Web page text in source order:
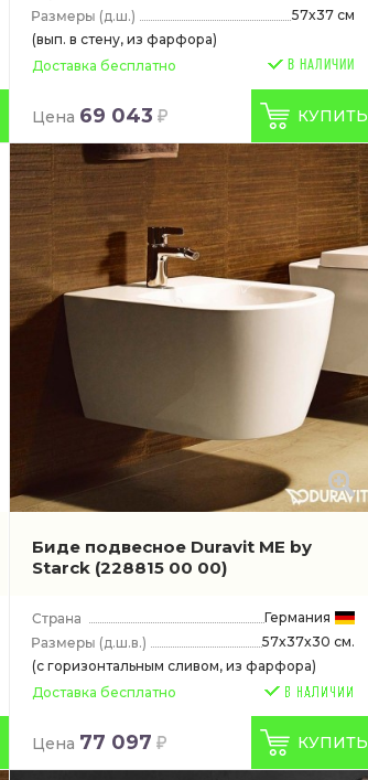
(д.ш.)
57x37 см
(вып. в стену, из фарфора)
Доставка бесплатно
В НАЛИЧИИ
Цена 69 043 КУПИТЬ
Биде подвесное Duravit ME by
Starck (228815 00 00)
Германия
(д.ш.в.)
57x37x30 см.
(с горизонтальным сливом, из фарфора)
Доставка бесплатно
Цена 77 097 КУПИТЬ